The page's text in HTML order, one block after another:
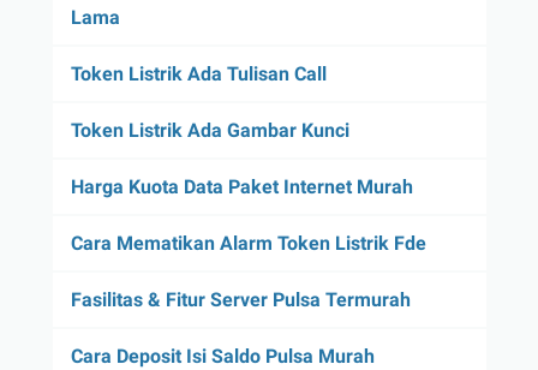
Lama
Token Listrik Ada Tulisan Call
Token Listrik Ada Gambar Kunci
Harga Kuota Data Paket Internet Murah
Cara Mematikan Alarm Token Listrik Fde
Fasilitas & Fitur Server Pulsa Termurah
Cara Deposit Isi Saldo Pulsa Murah